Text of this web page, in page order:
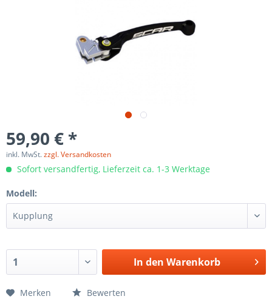
59,90 € *
inkl. MwSt.zzgl. Versandkosten
Sofort versandfertig, Lieferzeit ca. 1-3 Werktage
Modell:
In den Warenkorb
Merken Bewerten